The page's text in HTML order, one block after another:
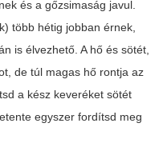
és a gőzsimaság javul.
több hétig jobban érnek,
is élvezhető. A hő és sötét,
de túl magas hő rontja az
a kész keveréket sötét
egyszer fordítsd meg